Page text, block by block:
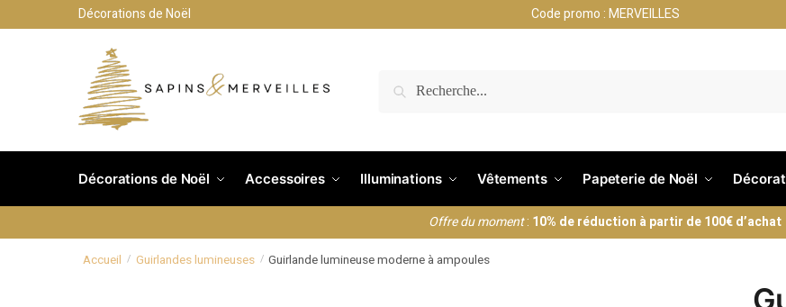
Décorations de Noël Code promo : MERVEILLES
RECHERCHE
Décorations de Noël Accessoires Illuminations Vêtements Papeterie de Noël
Offre du moment: 10% de réduction à partir de 100€ d’achat
Accueil / Guirlandes lumineuses / Guirlande lumineuse moderne à ampoules